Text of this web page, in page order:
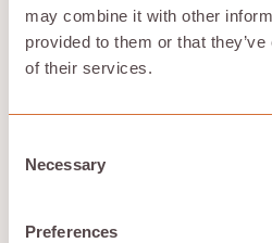
may combine it with other
provided to them or that
of their services.
Selection
Necessary
Preferences
Protocol Use Case
secure
FTPS